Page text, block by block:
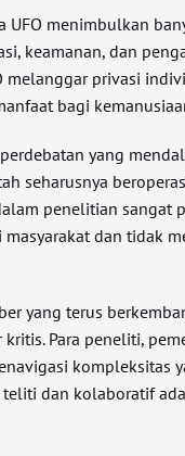
UFO menimbulkan
keamanan, dan
melanggar privasi
bagi
yang
seharusnya
penelitian sangat
dan tidak
yang terus
Para peneliti,
kompleksitas
teliti dan kolaboratif